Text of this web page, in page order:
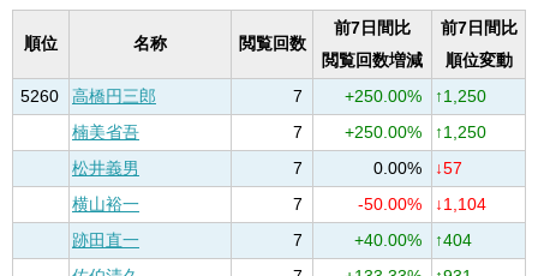
順位 名称 閲覧回数
前7日間比
閲覧回数増減
前7日間比
順位変動
5260
高橋円三郎 7 +250.00%
↑1,250
楠美省吾
7 +250.00%
↑1,250
松井義男
7 0.00%
↓57
横山裕一
7 -50.00%
↓1,104
跡田直一
7 +40.00%
↑404